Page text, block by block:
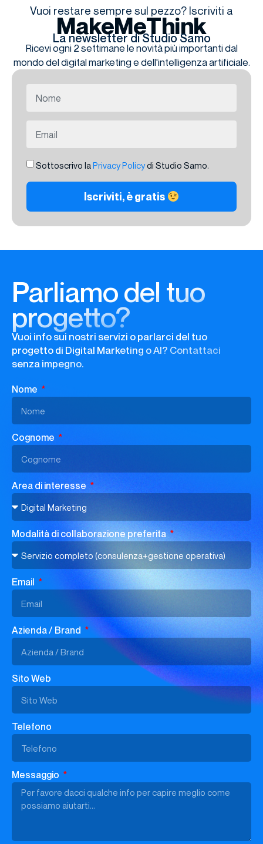
Vuoi restare sempre sul pezzo? Iscriviti a
MakeMeThink
La newsletter di Studio Samo
Ricevi ogni 2 settimane le novità più importanti dal
mondo del digital marketing e dell'intelligenza artificiale.
Sottoscrivo laPrivacy Policydi Studio Samo.
Iscriviti, è gratis
Parliamo del tuo
progetto?
Vuoi info sui nostri servizi o parlarci del tuo
progetto di Digital Marketing o AI? Contattaci
senza impegno.
Nome
Cognome
Area di interesse
Modalità di collaborazione preferita
Email
Azienda / Brand
Sito Web
Telefono
Messaggio